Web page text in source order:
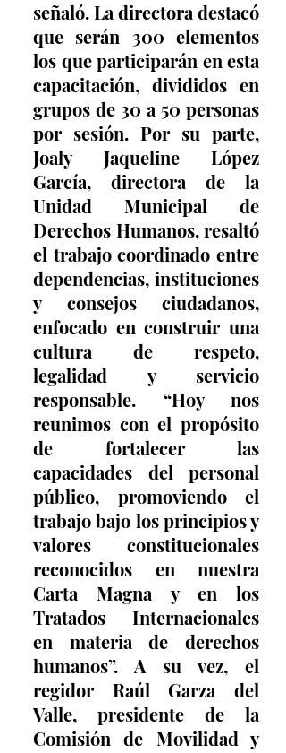
señaló. La directora destacó
que serán 300 elementos
los que participarán en esta
capacitación, divididos en
grupos de 30 a 50 personas
por sesión. Por su parte,
Joaly Jaqueline López
García, directora de la
Unidad Municipal de
Derechos Humanos, resaltó
el trabajo coordinado entre
dependencias, instituciones
y consejos ciudadanos,
enfocado en construir una
cultura de respeto,
legalidad y servicio
responsable. “Hoy nos
reunimos con el propósito
de fortalecer las
capacidades del personal
público, promoviendo el
trabajo bajo los principios y
valores constitucionales
reconocidos en nuestra
Carta Magna y en los
Tratados Internacionales
en materia de derechos
humanos”. A su vez, el
regidor Raúl Garza del
Valle, presidente de la
Comisión de Movilidad y